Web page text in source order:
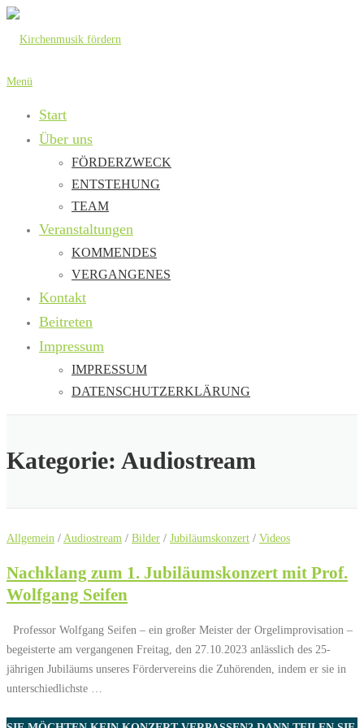
Zum
Inhalt
Menü
Start
Über uns
FÖRDERZWECK
ENTSTEHUNG
TEAM
Veranstaltungen
KOMMENDES
VERGANGENES
Kontakt
Beitreten
Impressum
IMPRESSUM
DATENSCHUTZERKLÄRUNG
Kategorie: Audiostream
Allgemein /Audiostream / Bilder / Jubiläumskonzert / Videos
Nachklang zum 1. Jubiläumskonzert mit Prof.
Wolfgang Seifen
Professor Wolfgang Seifen – ein großer Meister der Orgelimprovisation –
begeisterte am vergangenen Freitag, den 27.10.2023 anlässlich des 25-
jährigen Jubiläums unseres Fördervereins die Zuhörenden, indem er sie in
unterschiedlichste …